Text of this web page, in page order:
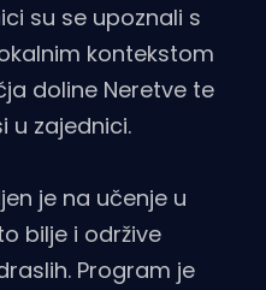
su se upoznali s
kontekstom
doline Neretve te
u zajednici.
je na učenje u
bilje i održive
Program je